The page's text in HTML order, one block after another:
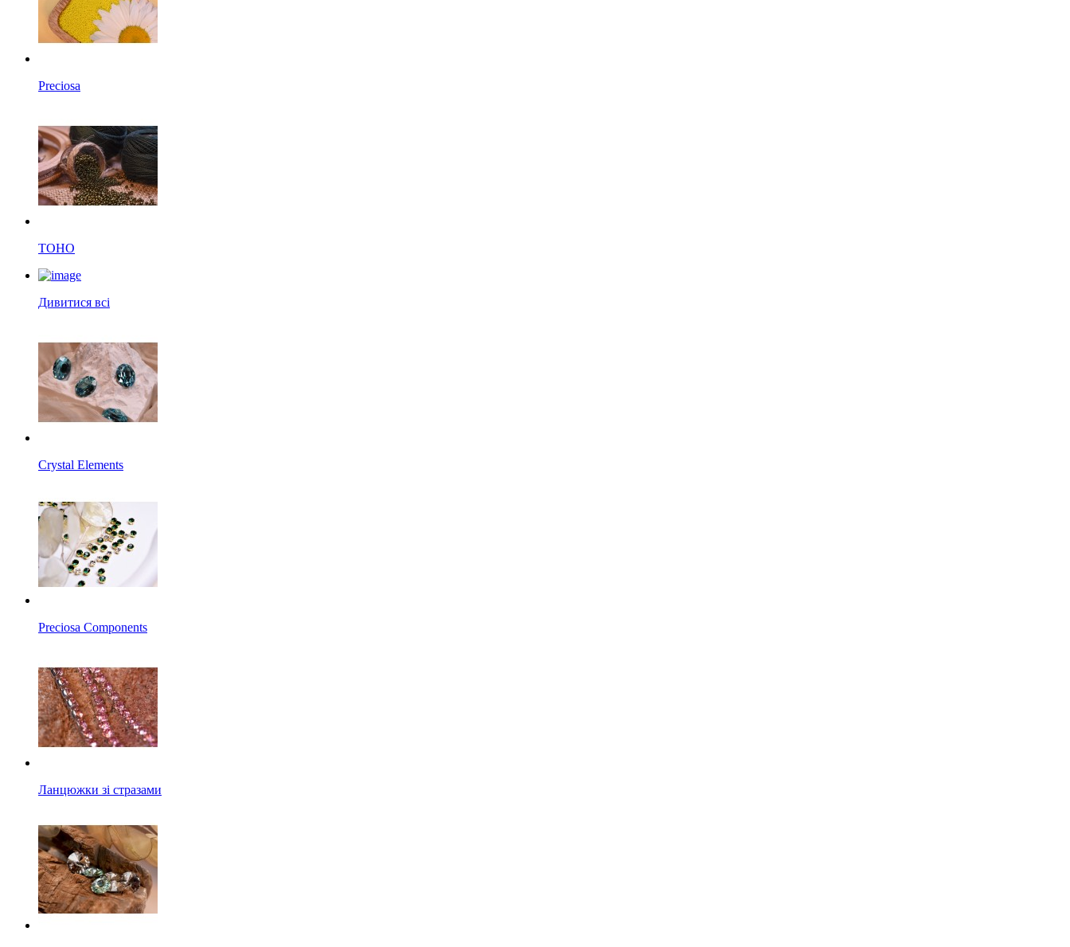
Preciosa
TOHO
Дивитися всі
Crystal Elements
Preciosa Components
Ланцюжки зі стразами